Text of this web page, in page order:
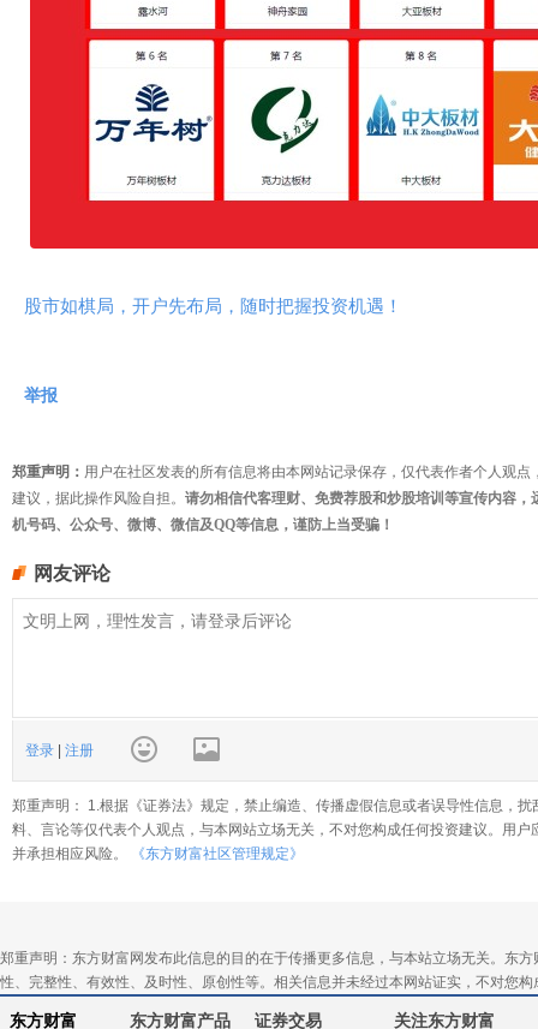
股市如棋局，开户先布局，随时把握投资机遇！
举报
郑重声明： 用户在社区发表的所有信息将由本网站记录保存，仅代表作者个人观
建议，据此操作风险自担。 请勿相信代客理财、免费荐股和炒股培训等宣传内容
机号码、公众号、微博、微信及QQ等信息，谨防上当受骗！
网友评论
登录 注册
郑重声明： 1.根据《证券法》规定，禁止编造、传播虚假信息或者误导性信息，
料、言论等仅代表个人观点，与本网站立场无关，不对您构成任何投资建议。用
并承担相应风险。
《东方财富社区管理规定》
郑重声明：东方财富网发布此信息的目的在于传播更多信息，与本站立场无关。东
性、完整性、有效性、及时性、原创性等。相关信息并未经过本网站证实，不对您
东方财富 东方财富产品 证券交易 关注东方财富